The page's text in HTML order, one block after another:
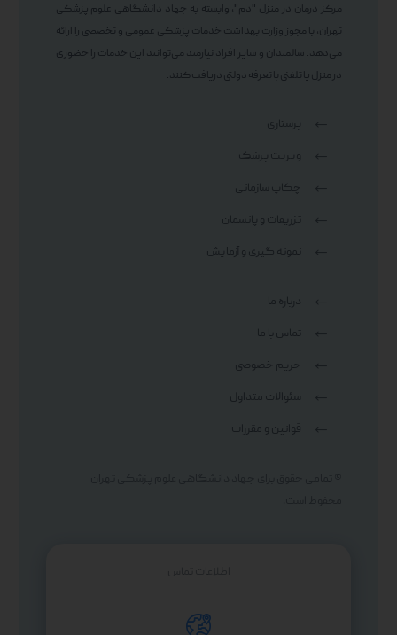
مرکز درمان در منزل "دم"، وابسته به جهاد دانشگاهی علوم پزشکی
تهران، با مجوز وزارت بهداشت خدمات پزشکی عمومی و تخصصی را ارائه
می‌دهد. سالمندان و سایر افراد نیازمند می‌توانند این خدمات را حضوری
در منزل یا تلفنی با تعرفه دولتی دریافت کنند.
پرستاری
ویزیت پزشک
چکاپ سازمانی
تزریقات و پانسمان
نمونه گیری و آزمایش
درباره ما
تماس با ما
حریم خصوصی
سئوالات متداول
قوانین و مقررات
اطلاعات تماس